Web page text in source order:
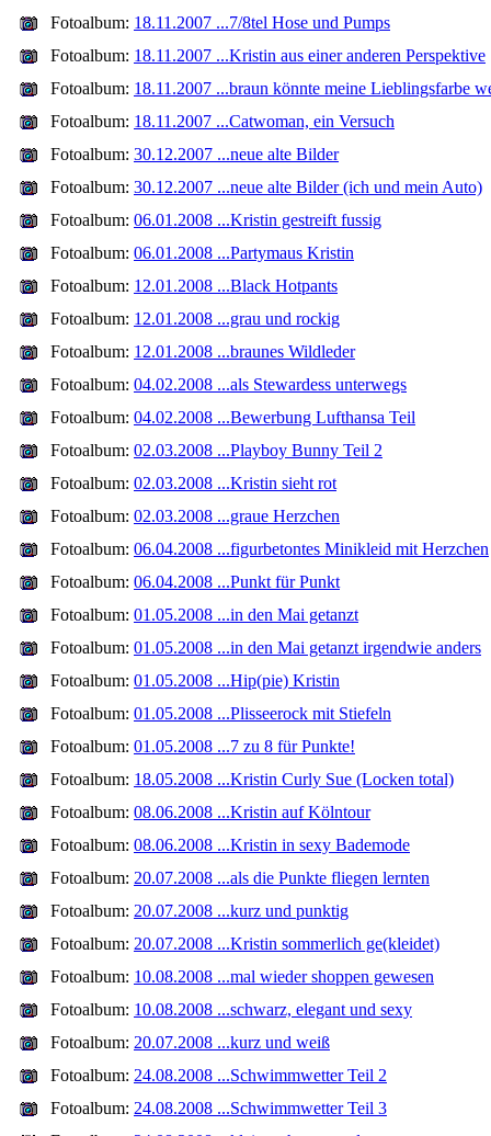
Fotoalbum: 18.11.2007 ...7/8tel Hose und Pumps
Fotoalbum: 18.11.2007 ...Kristin aus einer anderen Perspektive
Fotoalbum: 18.11.2007 ...braun könnte meine Lieblingsfarbe
Fotoalbum: 18.11.2007 ...Catwoman, ein Versuch
Fotoalbum: 30.12.2007 ...neue alte Bilder
Fotoalbum: 30.12.2007 ...neue alte Bilder (ich und mein Auto)
Fotoalbum: 06.01.2008 ...Kristin gestreift fussig
Fotoalbum: 06.01.2008 ...Partymaus Kristin
Fotoalbum: 12.01.2008 ...Black Hotpants
Fotoalbum: 12.01.2008 ...grau und rockig
Fotoalbum: 12.01.2008 ...braunes Wildleder
Fotoalbum: 04.02.2008 ...als Stewardess unterwegs
Fotoalbum: 04.02.2008 ...Bewerbung Lufthansa Teil
Fotoalbum: 02.03.2008 ...Playboy Bunny Teil 2
Fotoalbum: 02.03.2008 ...Kristin sieht rot
Fotoalbum: 02.03.2008 ...graue Herzchen
Fotoalbum: 06.04.2008 ...figurbetontes Minikleid mit Herzchen
Fotoalbum: 06.04.2008 ...Punkt für Punkt
Fotoalbum: 01.05.2008 ...in den Mai getanzt
Fotoalbum: 01.05.2008 ...in den Mai getanzt irgendwie anders
Fotoalbum: 01.05.2008 ...Hip(pie) Kristin
Fotoalbum: 01.05.2008 ...Plisseerock mit Stiefeln
Fotoalbum: 01.05.2008 ...7 zu 8 für Punkte!
Fotoalbum: 18.05.2008 ...Kristin Curly Sue (Locken total)
Fotoalbum: 08.06.2008 ...Kristin auf Kölntour
Fotoalbum: 08.06.2008 ...Kristin in sexy Bademode
Fotoalbum: 20.07.2008 ...als die Punkte fliegen lernten
Fotoalbum: 20.07.2008 ...kurz und punktig
Fotoalbum: 20.07.2008 ...Kristin sommerlich ge(kleidet)
Fotoalbum: 10.08.2008 ...mal wieder shoppen gewesen
Fotoalbum: 10.08.2008 ...schwarz, elegant und sexy
Fotoalbum: 20.07.2008 ...kurz und weiß
Fotoalbum: 24.08.2008 ...Schwimmwetter Teil 2
Fotoalbum: 24.08.2008 ...Schwimmwetter Teil 3